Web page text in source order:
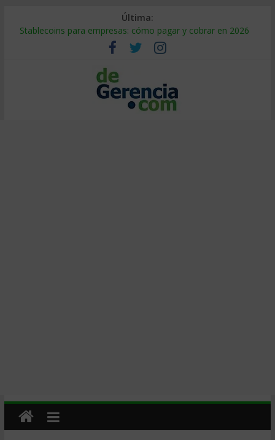
Última:
Stablecoins para empresas: cómo pagar y cobrar en 2026
Despido silencioso: qué es y por qué sale tan caro
IA en selección de personal: cómo auditarla a tiempo
Trabajo forzoso en la cadena de suministro: qué hacer
Mercado hispano de EE. UU.: cómo segmentarlo y venderle